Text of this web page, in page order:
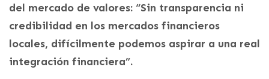
del mercado de valores: “Sin transparencia ni
credibilidad en los mercados financieros
locales, difícilmente podemos aspirar a una real
integración financiera”.